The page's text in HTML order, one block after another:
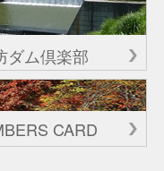
ダム倶楽部
CARD